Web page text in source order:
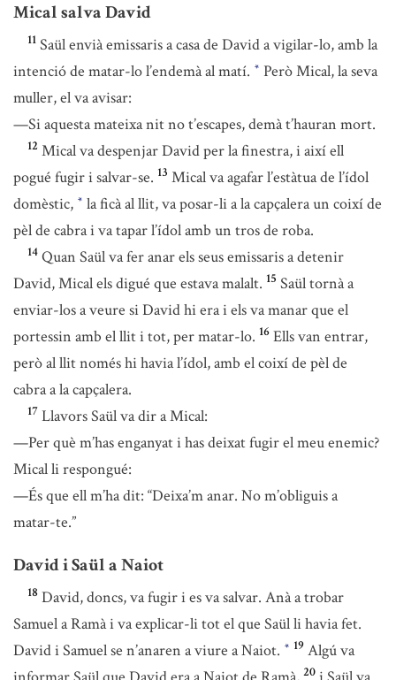
Mical salva David
11 Saül envià emissaris a casa de David a vigilar-lo, amb la
intenció de matar-lo l’endemà al matí. * Però Mical, la seva
muller, el va avisar:
—Si aquesta mateixa nit no t’escapes, demà t’hauran mort.
12 Mical va despenjar David per la finestra, i així ell
pogué fugir i salvar-se. 13 Mical va agafar l’estàtua de l’ídol
domèstic, * la ficà al llit, va posar-li a la capçalera un coixí de
pèl de cabra i va tapar l’ídol amb un tros de roba.
14 Quan Saül va fer anar els seus emissaris a detenir
David, Mical els digué que estava malalt. 15 Saül tornà a
enviar-los a veure si David hi era i els va manar que el
portessin amb el llit i tot, per matar-lo. 16 Ells van entrar,
però al llit només hi havia l’ídol, amb el coixí de pèl de
cabra a la capçalera.
17 Llavors Saül va dir a Mical:
—Per què m’has enganyat i has deixat fugir el meu enemic?
Mical li respongué:
—És que ell m’ha dit: “Deixa’m anar. No m’obliguis a
matar-te.”
David i Saül a Naiot
18 David, doncs, va fugir i es va salvar. Anà a trobar
Samuel a Ramà i va explicar-li tot el que Saül li havia fet.
David i Samuel se n’anaren a viure a Naiot. * 19 Algú va
20